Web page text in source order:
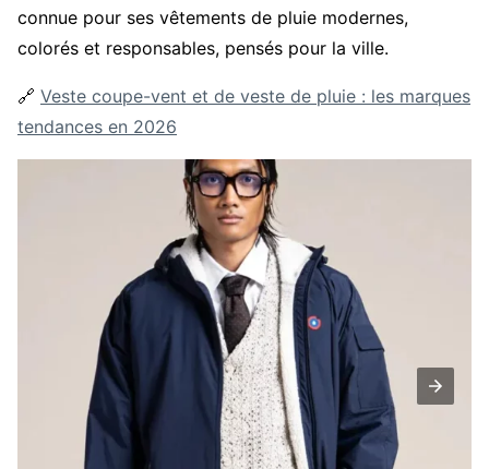
connue pour ses vêtements de pluie modernes,
colorés et responsables, pensés pour la ville.
🔗 Veste coupe-vent et de veste de pluie : les marques
tendances en 2026